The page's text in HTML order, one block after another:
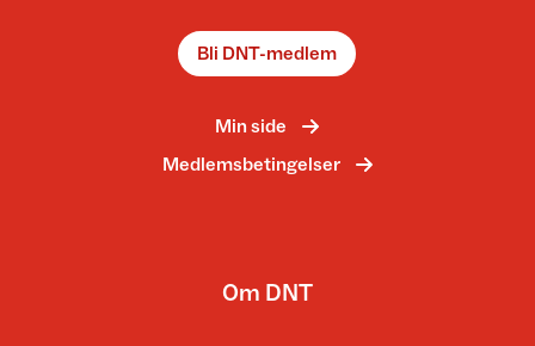
Bli DNT-medlem
Min side
Medlemsbetingelser
Om DNT